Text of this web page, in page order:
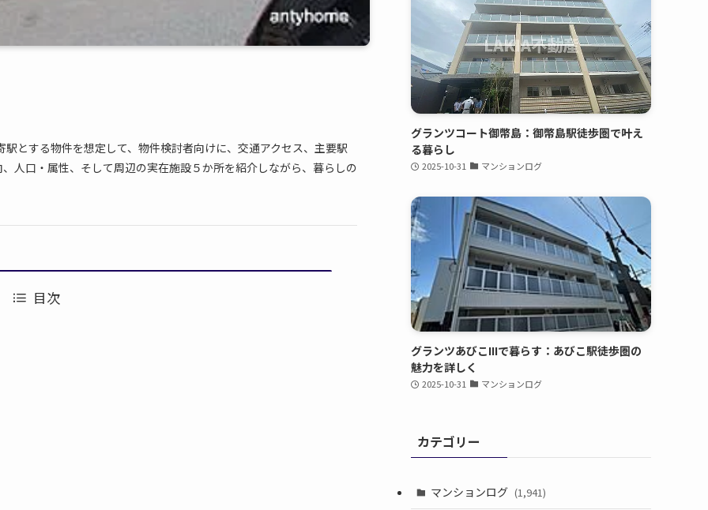
とする物件を想定して、物件検討者向けに、交通アクセス、主要駅
人口・属性、そして周辺の実在施設５か所を紹介しながら、暮らしの
目次
グランツコート御幣島：御幣島駅徒歩圏で叶え
る暮らし
2025-10-31 マンションログ
グランツあびこIIIで暮らす：あびこ駅徒歩圏の
魅力を詳しく
2025-10-31 マンションログ
カテゴリー
マンションログ (1,941)